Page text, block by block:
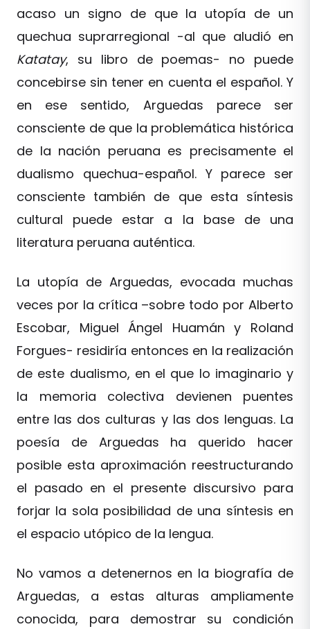
acaso un signo de que la utopía de un
quechua suprarregional -al que aludió en
Katatay, su libro de poemas- no puede
concebirse sin tener en cuenta el español. Y
en ese sentido, Arguedas parece ser
consciente de que la problemática histórica
de la nación peruana es precisamente el
dualismo quechua-español. Y parece ser
consciente también de que esta síntesis
cultural puede estar a la base de una
literatura peruana auténtica.
La utopía de Arguedas, evocada muchas
veces por la crítica –sobre todo por Alberto
Escobar, Miguel Ángel Huamán y Roland
Forgues- residiría entonces en la realización
de este dualismo, en el que lo imaginario y
la memoria colectiva devienen puentes
entre las dos culturas y las dos lenguas. La
poesía de Arguedas ha querido hacer
posible esta aproximación reestructurando
el pasado en el presente discursivo para
forjar la sola posibilidad de una síntesis en
el espacio utópico de la lengua.
No vamos a detenernos en la biografía de
Arguedas, a estas alturas ampliamente
conocida, para demostrar su condición